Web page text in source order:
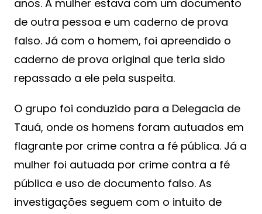
anos. A mulher estava com um documento
de outra pessoa e um caderno de prova
falso. Já com o homem, foi apreendido o
caderno de prova original que teria sido
repassado a ele pela suspeita.
O grupo foi conduzido para a Delegacia de
Tauá, onde os homens foram autuados em
flagrante por crime contra a fé pública. Já a
mulher foi autuada por crime contra a fé
pública e uso de documento falso. As
investigações seguem com o intuito de